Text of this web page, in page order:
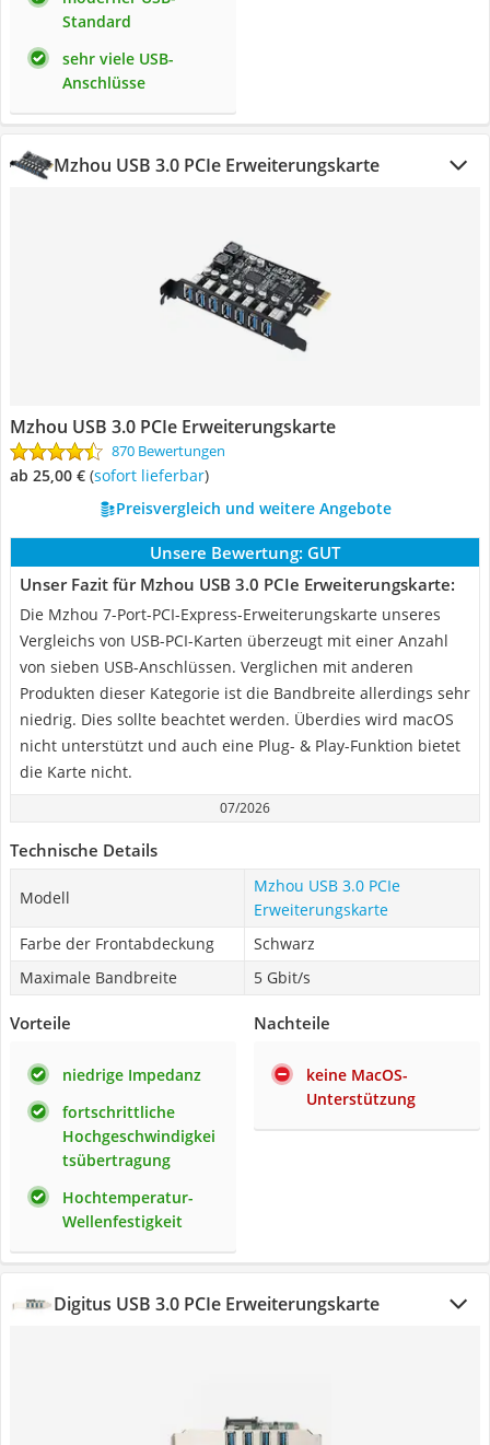
Standard
sehr viele USB-
Anschlüsse
Mzhou USB 3.0 PCIe Erweiterungskarte
Mzhou USB 3.0 PCIe Erweiterungskarte
870 Bewertungen
ab 25,00 € ( Sofort lieferbar)
Preisvergleich und weitere Angebote
Unsere Bewertung: GUT
Unser Fazit für Mzhou USB 3.0 PCIe Erweiterungskarte:
Die Mzhou 7-Port-PCI-Express-Erweiterungskarte unseres
Vergleichs von USB-PCI-Karten überzeugt mit einer Anzahl
von sieben USB-Anschlüssen. Verglichen mit anderen
Produkten dieser Kategorie ist die Bandbreite allerdings sehr
niedrig. Dies sollte beachtet werden. Überdies wird macOS
nicht unterstützt und auch eine Plug- & Play-Funktion bietet
die Karte nicht.
07/2026
Technische Details
Modell
Mzhou USB 3.0 PCIe
Erweiterungskarte
Farbe der Frontabdeckung
Schwarz
Maximale Bandbreite
5 Gbit/s
Vorteile
niedrige Impedanz
fortschrittliche
Hochgeschwindigkei
tsübertragung
Hochtemperatur-
Wellenfestigkeit
Nachteile
keine MacOS-
Unterstützung
Digitus USB 3.0 PCIe Erweiterungskarte